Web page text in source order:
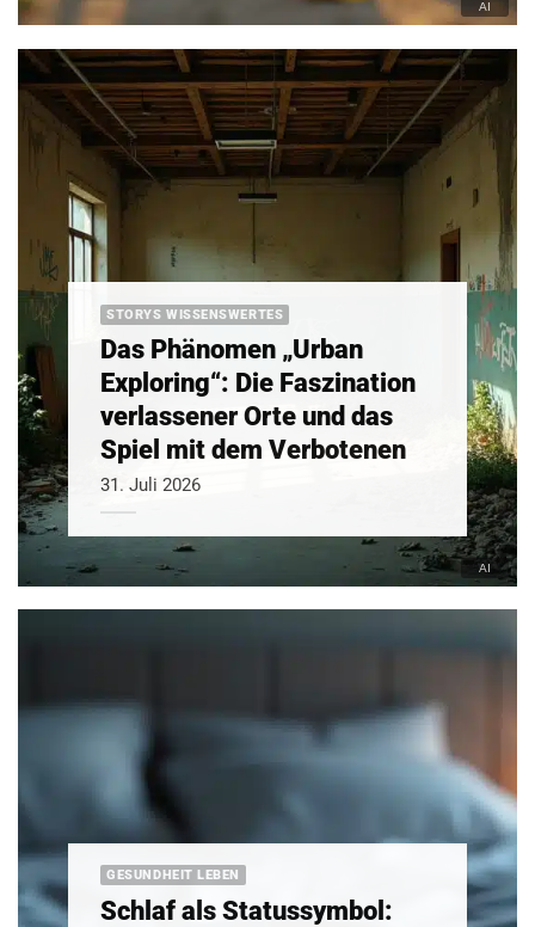
STORYS WISSENSWERTES
Das Phänomen „Urban
Exploring“: Die Faszination
verlassener Orte und das
Spiel mit dem Verbotenen
31. Juli 2026
GESUNDHEIT LEBEN
Schlaf als Statussymbol: